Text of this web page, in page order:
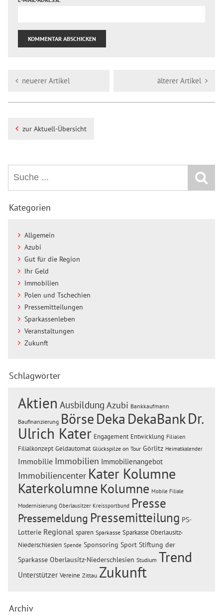
neuerer Artikel älterer Artikel
zur Aktuell-Übersicht
Kategorien
Allgemein
Azubi
Gut für die Region
Ihr Geld
Immobilien
Polen und Tschechien
Pressemitteilungen
Sparkassenleben
Veranstaltungen
Zukunft
Schlagwörter
Aktien Ausbildung Azubi Bankkaufmann
Baufinanzierung BörseDeka DekaBankDr.
Ulrich Kater Engagement Entwicklung Filialen
Filialkonzept Geldautomat Glückspilze on Tour Görlitz Heimatkalender
Immobilie Immobilien Immobilienangebot
Immobiliencenter Kater Kolumne
Katerkolumne Kolumne Mobile Filiale
Modernisierung Oberlausitzer Kreissportbund Presse
Pressemeldung Pressemitteilung PS-
Lotterie Regional sparen Sparkasse Sparkasse Oberlausitz-
Niederschlesien Spende Sponsoring Sport Stiftung der
Sparkasse Oberlausitz-Niederschlesien Studium Trend
Unterstützer Vereine Zittau Zukunft
Archiv